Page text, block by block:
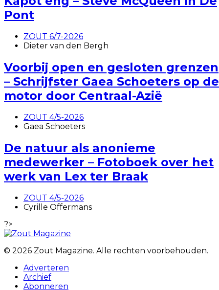
Pont
ZOUT 6/7-2026
Dieter van den Bergh
Voorbij open en gesloten grenzen
– Schrijfster Gaea Schoeters op de
motor door Centraal-Azië
ZOUT 4/5-2026
Gaea Schoeters
De natuur als anonieme
medewerker – Fotoboek over het
werk van Lex ter Braak
ZOUT 4/5-2026
Cyrille Offermans
?>
© 2026 Zout Magazine. Alle rechten voorbehouden.
Adverteren
Archief
Abonneren